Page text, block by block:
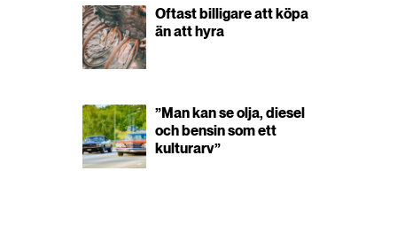
Oftast billigare att köpa
än att hyra
”Man kan se olja, diesel
och bensin som ett
kulturarv”